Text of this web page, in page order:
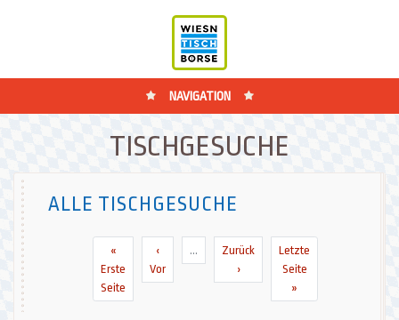
NAVIGATION
TISCHGESUCHE
ALLE TISCHGESUCHE
«
Erste
Seite
‹
Vor
…
Zurück
›
Letzte
Seite
»